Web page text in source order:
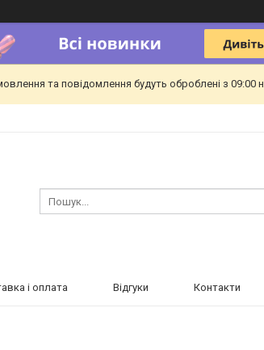
та повідомлення будуть оброблені з
і оплата Відгуки Контакти